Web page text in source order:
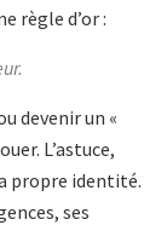
règle d’or :
devenir un «
L’astuce,
propre identité.
ses